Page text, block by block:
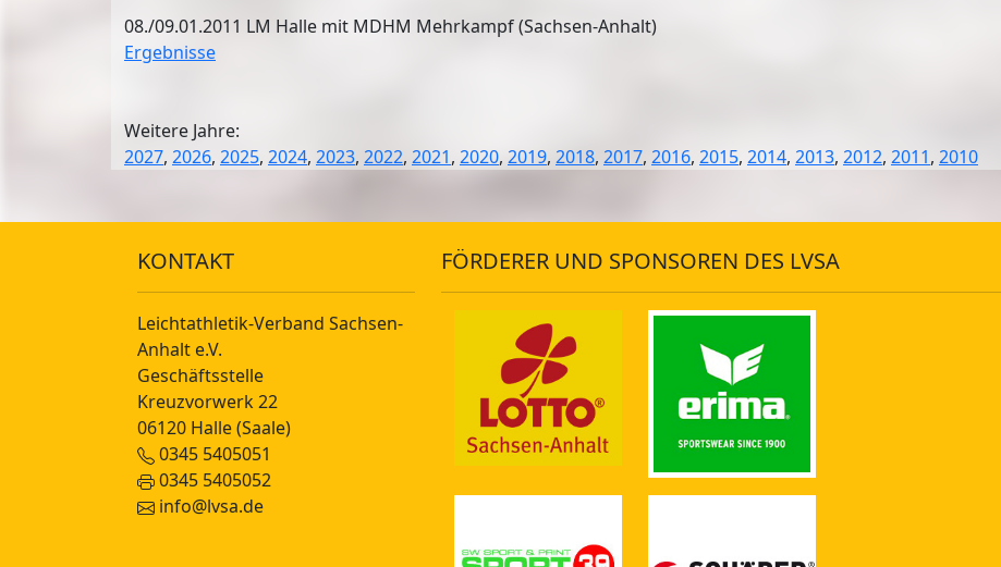
08./09.01.2011 LM Halle mit MDHM Mehrkampf (Sachsen-Anhalt)
Ergebnisse
Weitere Jahre:
2027, 2026, 2025, 2024, 2023, 2022, 2021, 2020, 2019, 2018, 2017, 2016, 2015, 2014, 2013, 2012, 2011, 2010
KONTAKT
Leichtathletik-Verband Sachsen-
Anhalt e.V.
Geschäftsstelle
Kreuzvorwerk 22
06120 Halle (Saale)
0345 5405051
0345 5405052
info@lvsa.de
FÖRDERER UND SPONSOREN DES LVSA